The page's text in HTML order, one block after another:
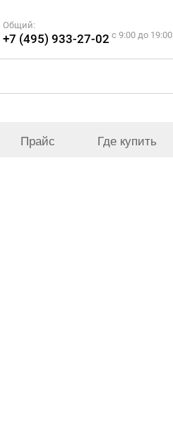
Общий:
+7 (495) 933-27-02 c 9:00 до 19:00
Прайс Где купить